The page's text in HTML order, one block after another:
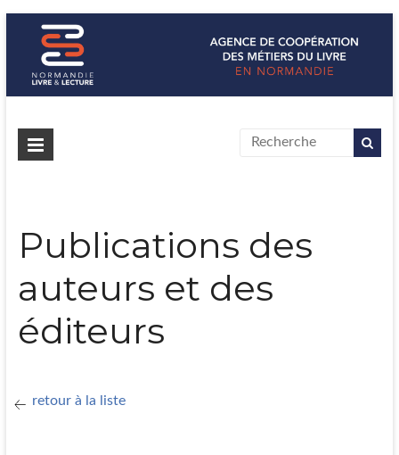
Normandie Livre & Lecture
L'agence de coopération des métiers du livre en Normandie
Publications des
auteurs et des
éditeurs
retour à la liste